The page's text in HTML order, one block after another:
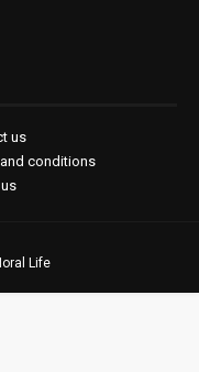
us
conditions
Life